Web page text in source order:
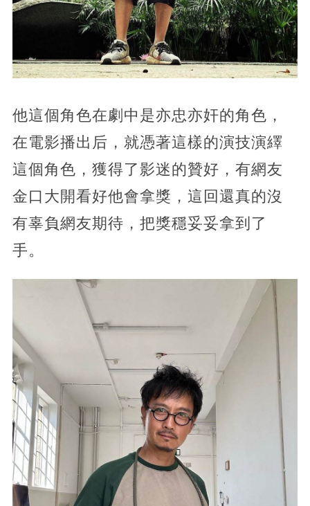
他這個角色在劇中是亦忠亦奸的角色，
在電影播出后，就憑著這樣的演技演繹
這個角色，獲得了影迷的贊好，有網友
金口大開看好他會拿獎，這回還真的沒
有辜負網友期待，把獎穩妥妥拿到了
手。